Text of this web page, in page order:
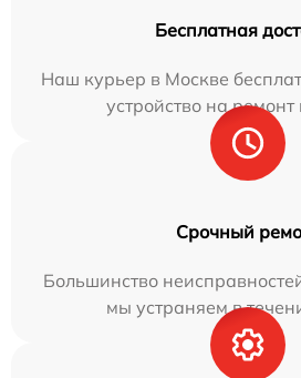
Бесплатная
Наш курьер в Москве
устройство на ремонт
Срочный
Большинство
мы устраняем в